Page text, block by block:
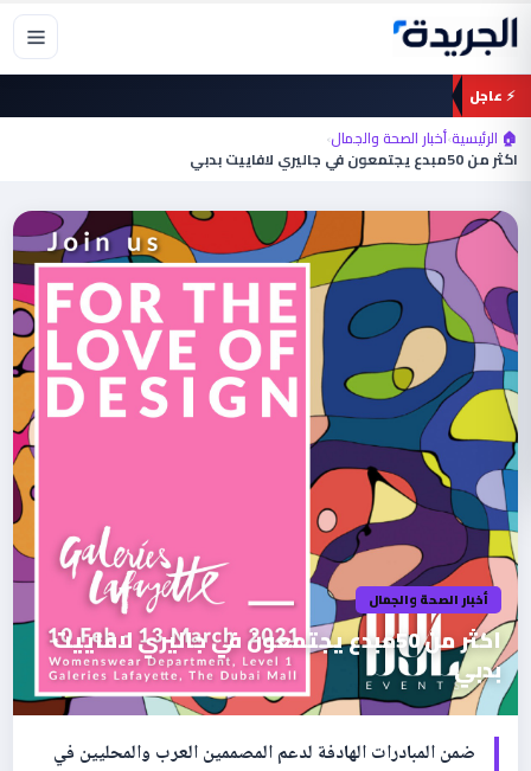
تخطي
المحتوى
⚡ عاجل
🏠 الرئيسية›أخبار الصحة والجمال›
اكثر من 50مبدع يجتمعون في جاليري لافاييت بدبي
أخبار الصحة والجمال
اكثر من 50مبدع يجتمعون في جاليري لافاييت
بدبي
ضمن المبادرات الھادفة لدعم المصممین العرب والمحلیین في